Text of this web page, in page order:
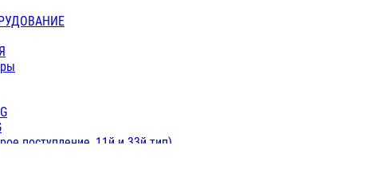
поступление, 11й и 33й тип)